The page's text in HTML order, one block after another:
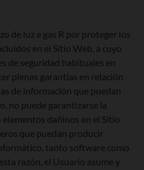
de luz e gas R por proteger los
en el Sitio Web, a cuyo
de seguridad habituales en
plenas garantías en relación
de información que puedan
no puede garantizarse la
dañinos en el Sitio
que puedan producir
tanto software como
razón, el Usuario asume y